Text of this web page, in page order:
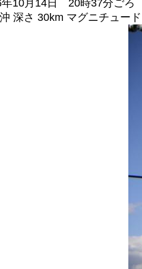
年10月14日 20時37分ごろ
深さ 30km マグニチュー